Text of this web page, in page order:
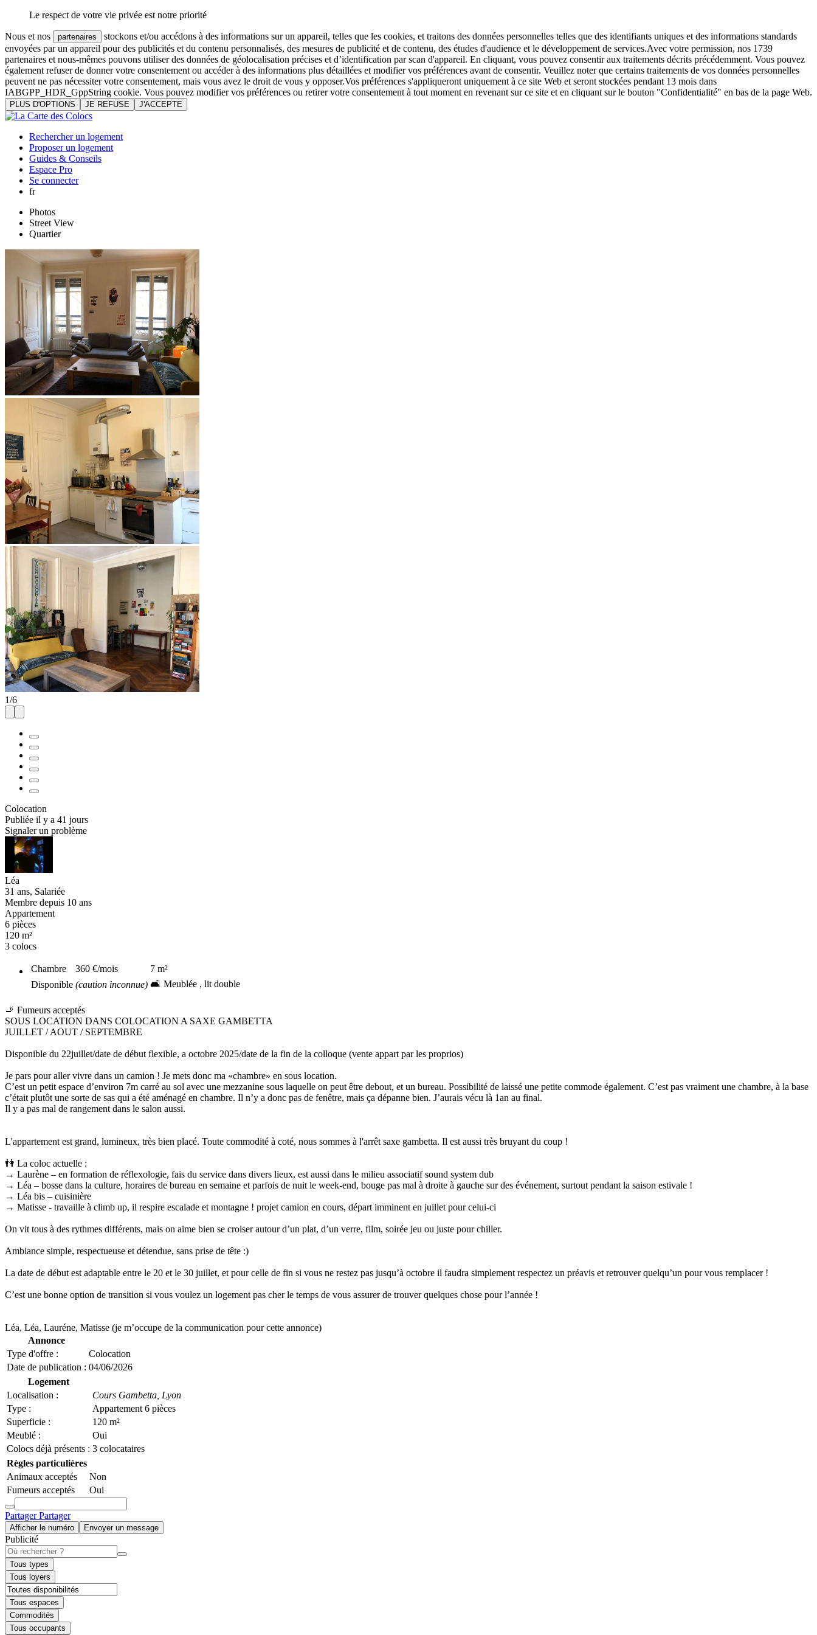
Le respect de votre vie privée est notre priorité
Nous et nos partenaires
stockons et/ou accédons à des informations sur un appareil, telles que les cookies, et traitons des données personnelles telles que des identifiants uniques et des informations standards
envoyées par un appareil pour des publicités et du contenu personnalisés, des mesures de publicité et de contenu, des études d'audience et le développement de services.Avec votre permission, nos 1739
partenaires et nous-mêmes pouvons utiliser des données de géolocalisation précises et d’identification par scan d'appareil. En cliquant, vous pouvez consentir aux traitements décrits précédemment. Vous pouvez
également refuser de donner votre consentement ou accéder à des informations plus détaillées et modifier vos préférences avant de consentir. Veuillez noter que certains traitements de vos données personnelles
peuvent ne pas nécessiter votre consentement, mais vous avez le droit de vous y opposer.Vos préférences s'appliqueront uniquement à ce site Web et seront stockées pendant 13 mois dans
IABGPP_HDR_GppString cookie. Vous pouvez modifier vos préférences ou retirer votre consentement à tout moment en revenant sur ce site et en cliquant sur le bouton "Confidentialité" en bas de la page Web.
PLUS D'OPTIONS JE REFUSE J'ACCEPTE
Rechercher un logement
Proposer un logement
Guides & Conseils
Espace Pro
Se connecter
fr
Photos
Street View
Quartier
1/6
Colocation
Publiée il y a 41 jours
Signaler un problème
Léa
31 ans, Salariée
Membre depuis 10 ans
Appartement
6 pièces
120 m²
3 colocs
Chambre 360 €/mois 7 m²
Disponible (caution inconnue) 🛋️ Meublée , lit double
🚬 Fumeurs acceptés
SOUS LOCATION DANS COLOCATION A SAXE GAMBETTA
JUILLET / AOUT / SEPTEMBRE
Disponible du 22juillet/date de début flexible, a octobre 2025/date de la fin de la colloque (vente appart par les proprios)
Je pars pour aller vivre dans un camion ! Je mets donc ma «chambre» en sous location.
C’est un petit espace d’environ 7m carré au sol avec une mezzanine sous laquelle on peut être debout, et un bureau. Possibilité de laissé une petite commode également. C’est pas vraiment une chambre, à la base
c’était plutôt une sorte de sas qui a été aménagé en chambre. Il n’y a donc pas de fenêtre, mais ça dépanne bien. J’aurais vécu là 1an au final.
Il y a pas mal de rangement dans le salon aussi.
L'appartement est grand, lumineux, très bien placé. Toute commodité à coté, nous sommes à l'arrêt saxe gambetta. Il est aussi très bruyant du coup !
👫 La coloc actuelle :
→ Laurène – en formation de réflexologie, fais du service dans divers lieux, est aussi dans le milieu associatif sound system dub
→ Léa – bosse dans la culture, horaires de bureau en semaine et parfois de nuit le week-end, bouge pas mal à droite à gauche sur des événement, surtout pendant la saison estivale !
→ Léa bis – cuisinière
→ Matisse - travaille à climb up, il respire escalade et montagne ! projet camion en cours, départ imminent en juillet pour celui-ci
On vit tous à des rythmes différents, mais on aime bien se croiser autour d’un plat, d’un verre, film, soirée jeu ou juste pour chiller.
Ambiance simple, respectueuse et détendue, sans prise de tête :)
La date de début est adaptable entre le 20 et le 30 juillet, et pour celle de fin si vous ne restez pas jusqu’à octobre il faudra simplement respectez un préavis et retrouver quelqu’un pour vous remplacer !
C’est une bonne option de transition si vous voulez un logement pas cher le temps de vous assurer de trouver quelques chose pour l’année !
Léa, Léa, Lauréne, Matisse (je m’occupe de la communication pour cette annonce)
Annonce
Type d'offre :
Colocation
Date de publication : 04/06/2026
Logement
Localisation :
Cours Gambetta, Lyon
Type :
Appartement 6 pièces
Superficie :
120 m²
Meublé :
Oui
Colocs déjà présents : 3 colocataires
Règles particulières
Animaux acceptés
Non
Fumeurs acceptés
Oui
PartagerPartager
Afficher le numéro Envoyer un message
Publicité
Tous types
Tous loyers
Tous espaces
Commodités
Tous occupants